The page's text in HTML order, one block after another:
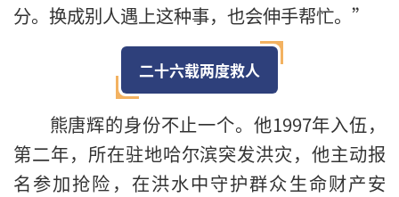
分。换成别人遇上这种事，也会伸手帮忙。”
二十六载两度救人
熊唐辉的身份不止一个。他1997年入伍，
第二年，所在驻地哈尔滨突发洪灾，他主动报
名参加抢险，在洪水中守护群众生命财产安